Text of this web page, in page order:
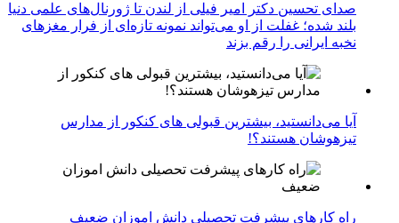
صدای تحسین دکتر امیر فیلی از لندن تا ژورنال‌های علمی دنیا
بلند شده؛ غفلت از او می‌تواند نمونه تازه‌ای از فرار مغزهای
نخبه ایرانی را رقم بزند
آیا می‌دانستید، بیشترین قبولی های کنکور از مدارس
تیزهوشان هستند؟!
راه کارهای پیشرفت تحصیلی دانش اموزان ضعیف